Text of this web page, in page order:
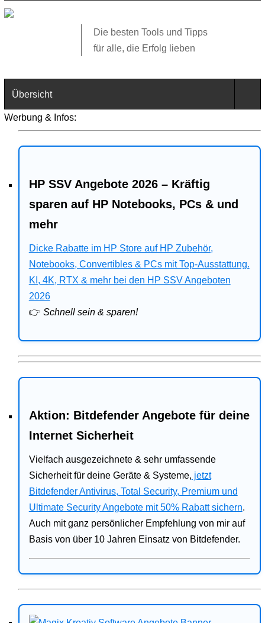
Die besten Tools und Tipps
für alle, die Erfolg lieben
Übersicht
Technik
Web
Business
Angebote
Bitdefender
Ratgeber
Werbung & Infos:
HP SSV Angebote 2026 – Kräftig
sparen auf HP Notebooks, PCs & und
mehr
Dicke Rabatte im HP Store auf HP Zubehör,
Notebooks, Convertibles & PCs mit Top-Ausstattung.
KI, 4K, RTX & mehr bei den HP SSV Angeboten
2026
👉 Schnell sein & sparen!
Aktion: Bitdefender Angebote für deine
Internet Sicherheit
Vielfach ausgezeichnete & sehr umfassende
Sicherheit für deine Geräte & Systeme, jetzt
Bitdefender Antivirus, Total Security, Premium und
Ultimate Security Angebote mit 50% Rabatt sichern.
Auch mit ganz persönlicher Empfehlung von mir auf
Basis von über 10 Jahren Einsatz von Bitdefender.